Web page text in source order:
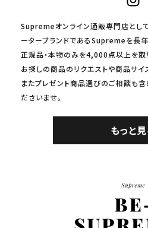
Supremeオンライン通販専門店とし
ーターブランドであるSupremeを長年
正規品・本物のみを4,000点以上を取
お探しの商品のリクエストや商品サイ
またプレゼント商品選びのご相談も
ださいませ。
もっと